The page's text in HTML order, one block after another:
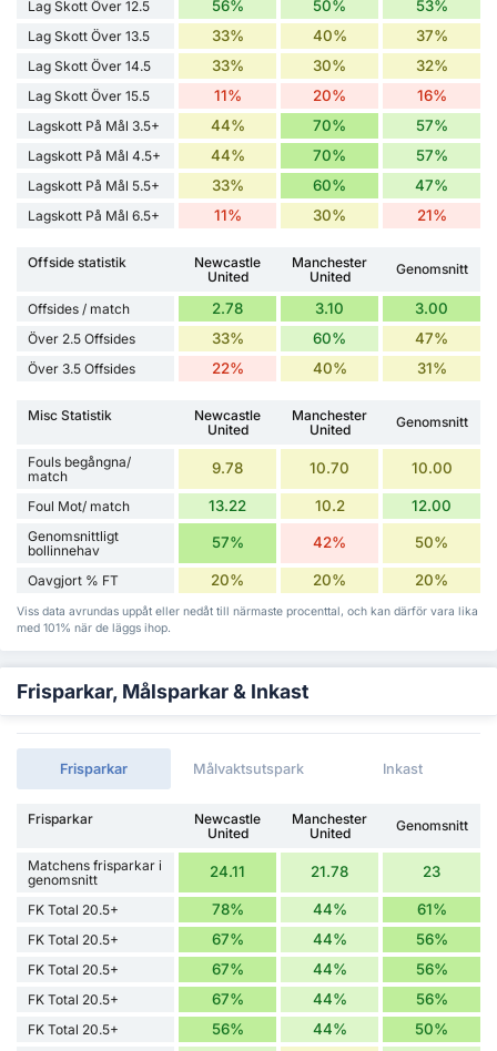
Lag Skott Över 12.5 56% 50% 53%
Lag Skott Över 13.5 33% 40% 37%
Lag Skott Över 14.5 33% 30% 32%
Lag Skott Över 15.5 11% 20% 16%
Lagskott På Mål 3.5+ 44% 70% 57%
Lagskott På Mål 4.5+ 44% 70% 57%
Lagskott På Mål 5.5+ 33% 60% 47%
Lagskott På Mål 6.5+ 11% 30% 21%
Offside statistik
Newcastle
United
Manchester
United
Genomsnitt
Offsides / match 2.78 3.10 3.00
Över 2.5 Offsides 33% 60% 47%
Över 3.5 Offsides 22% 40% 31%
Misc Statistik
Newcastle
United
Manchester
United
Genomsnitt
Fouls begångna/
match
9.78 10.70 10.00
Foul Mot/ match 13.22 10.2 12.00
Genomsnittligt
bollinnehav
57% 42% 50%
Oavgjort % FT 20% 20% 20%
Viss data avrundas uppåt eller nedåt till närmaste procenttal, och kan därför vara lika
med 101% när de läggs ihop.
Frisparkar, Målsparkar & Inkast
Frisparkar Målvaktsutspark Inkast
Frisparkar
Newcastle
United
Manchester
United
Genomsnitt
Matchens frisparkar i
genomsnitt
24.11 21.78 23
FK Total 20.5+ 78% 44% 61%
FK Total 20.5+ 67% 44% 56%
FK Total 20.5+ 67% 44% 56%
FK Total 20.5+ 67% 44% 56%
FK Total 20.5+ 56% 44% 50%